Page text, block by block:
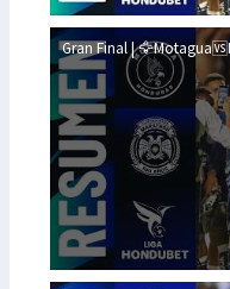
Gran Final |